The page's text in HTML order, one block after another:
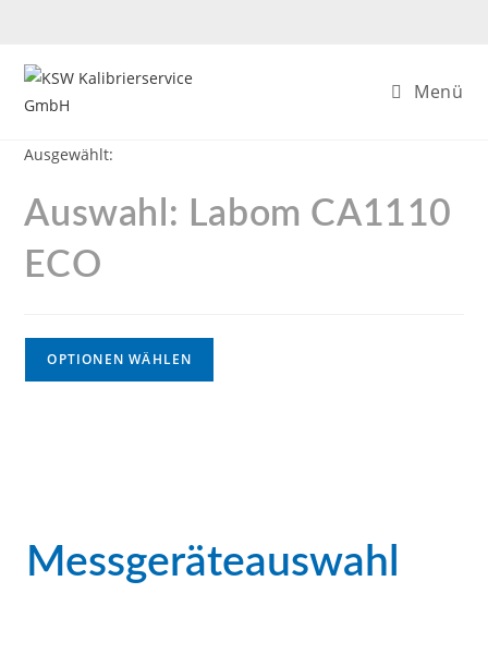
Menü
Ausgewählt:
Auswahl: Labom CA1110
ECO
OPTIONEN WÄHLEN
Messgeräteauswahl